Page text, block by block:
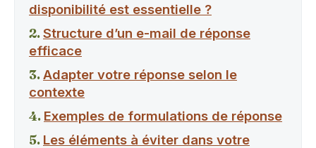
disponibilité est essentielle ?
Structure d’un e-mail de réponse
efficace
Adapter votre réponse selon le
contexte
Exemples de formulations de réponse
Les éléments à éviter dans votre